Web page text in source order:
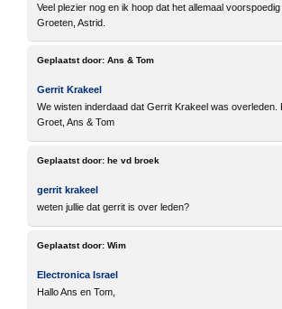
Veel plezier nog en ik hoop dat het allemaal voorspoedig
Groeten, Astrid.
Geplaatst door: Ans & Tom
Gerrit Krakeel
We wisten inderdaad dat Gerrit Krakeel was
Groet, Ans & Tom
Geplaatst door: he vd broek
gerrit krakeel
weten jullie dat gerrit is over leden?
Geplaatst door: Wim
Electronica Israel
Hallo Ans en Tom,